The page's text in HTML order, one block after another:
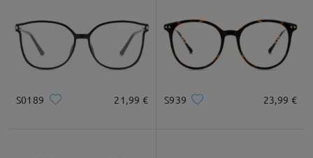
S0189 21,99 € S939 23,99 €